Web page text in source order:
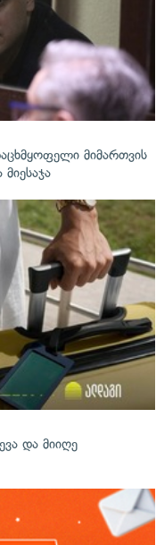
მიმართვის
და მიიღე